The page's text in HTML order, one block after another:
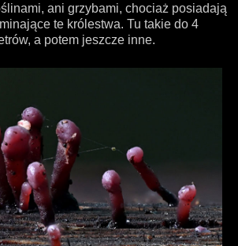
ani grzybami, chociaż posiadają
te królestwa. Tu takie do 4
a potem jeszcze inne.